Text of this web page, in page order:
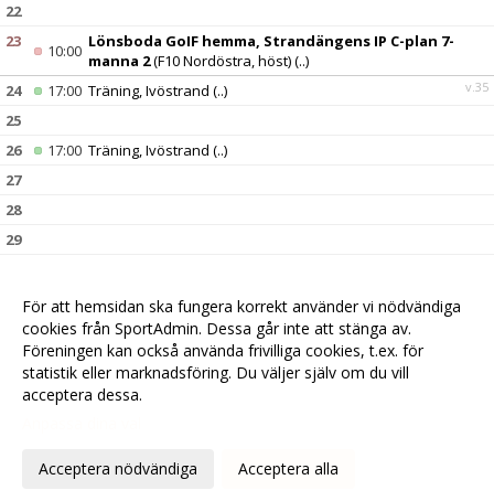
22
23
10:00 Lönsboda GoIF hemma, Strandängens IP C-plan 7-
manna 2(F10 Nordöstra, höst)(..)
v.35
24 17:00 Träning, Ivöstrand (..)
25
26
17:00 Träning, Ivöstrand (..)
27
28
29
14:00IFK Osby borta, Osby IP D7(F12 Nordöstra, höst)(..)
17:00Träning, Ivöstrand(..)
inställningar
Webbversion
För att hemsidan ska fungera korrekt använder vi nödvändiga
cookies från SportAdmin. Dessa går inte att stänga av.
Föreningen kan också använda frivilliga cookies, t.ex. för
statistik eller marknadsföring. Du väljer själv om du vill
acceptera dessa.
Acceptera nödvändiga Acceptera alla